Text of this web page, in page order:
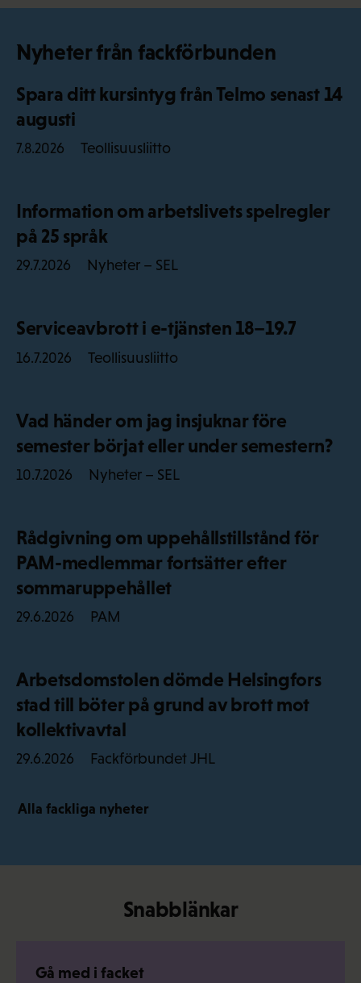
Nyheter från fackförbunden
Spara ditt kursintyg från Telmo senast 14
augusti
7.8.2026 Teollisuusliitto
Information om arbetslivets spelregler
på 25 språk
29.7.2026 Nyheter – SEL
Serviceavbrott i e-tjänsten 18–19.7
16.7.2026 Teollisuusliitto
Vad händer om jag insjuknar före
semester börjat eller under semestern?
10.7.2026 Nyheter – SEL
Rådgivning om uppehållstillstånd för
PAM-medlemmar fortsätter efter
sommaruppehållet
29.6.2026 PAM
Arbetsdomstolen dömde Helsingfors
stad till böter på grund av brott mot
kollektivavtal
29.6.2026 Fackförbundet JHL
Alla fackliga nyheter
Snabblänkar
Gå med i facket